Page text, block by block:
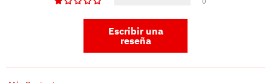
Escribir una
reseña